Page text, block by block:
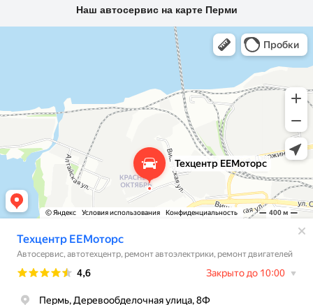
Наш автосервис на карте Перми